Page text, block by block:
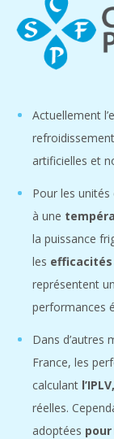
Actuellement
artificielles et
Pour les
à une
la puissance
les efficacités
représentent
performances
Dans d’autres
France, les
calculant
réelles.
adoptées